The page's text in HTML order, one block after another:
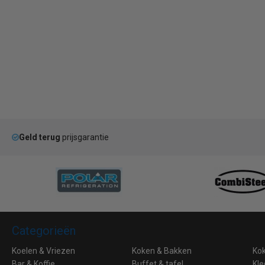
Geld terug prijsgarantie
Categorieën
Koelen & Vriezen Koken & Bakken